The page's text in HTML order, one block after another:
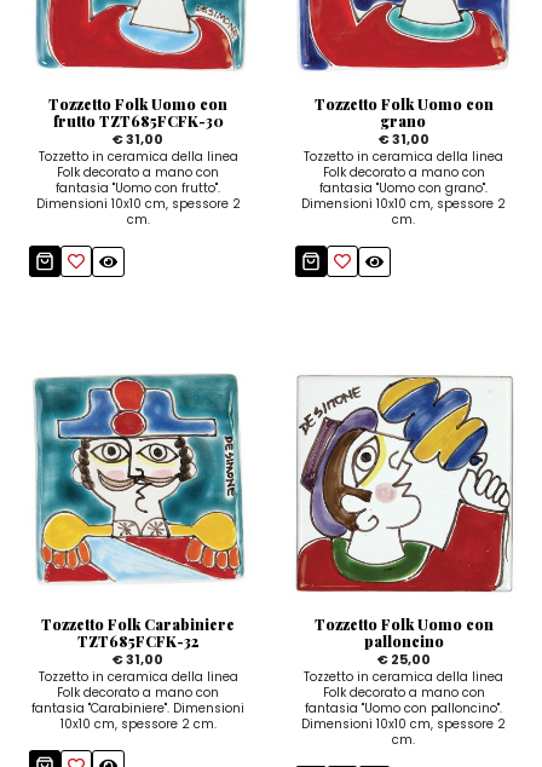
Tozzetto Folk Uomo con
frutto TZT685FCFK-30
€ 31,00
Tozzetto in ceramica della linea
Folk decorato a mano con
fantasia "Uomo con frutto".
Dimensioni 10x10 cm, spessore 2
cm.
Tozzetto Folk Uomo con
grano
€ 31,00
Tozzetto in ceramica della linea
Folk decorato a mano con
fantasia "Uomo con grano".
Dimensioni 10x10 cm, spessore 2
cm.
Tozzetto Folk Carabiniere
TZT685FCFK-32
€ 31,00
Tozzetto in ceramica della linea
Folk decorato a mano con
fantasia "Carabiniere". Dimensioni
10x10 cm, spessore 2 cm.
Tozzetto Folk Uomo con
palloncino
€ 25,00
Tozzetto in ceramica della linea
Folk decorato a mano con
fantasia "Uomo con palloncino".
Dimensioni 10x10 cm, spessore 2
cm.